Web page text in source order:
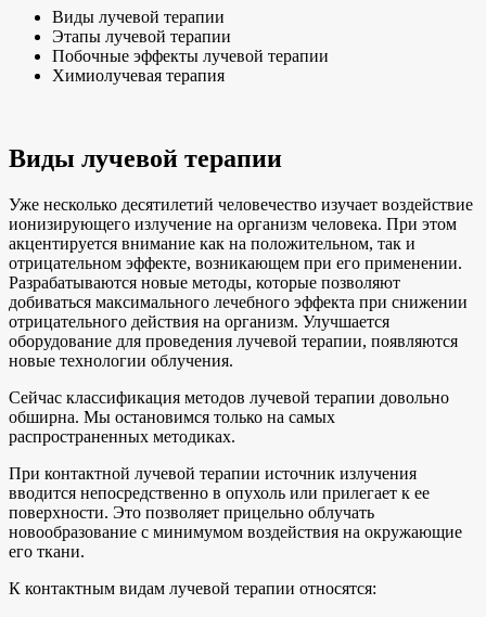
Виды лучевой терапии
Этапы лучевой терапии
Побочные эффекты лучевой терапии
Химиолучевая терапия
Виды лучевой терапии
Уже несколько десятилетий человечество изучает воздействие
ионизирующего излучение на организм человека. При этом
акцентируется внимание как на положительном, так и
отрицательном эффекте, возникающем при его применении.
Разрабатываются новые методы, которые позволяют
добиваться максимального лечебного эффекта при снижении
отрицательного действия на организм. Улучшается
оборудование для проведения лучевой терапии, появляются
новые технологии облучения.
Сейчас классификация методов лучевой терапии довольно
обширна. Мы остановимся только на самых
распространенных методиках.
При контактной лучевой терапии источник излучения
вводится непосредственно в опухоль или прилегает к ее
поверхности. Это позволяет прицельно облучать
новообразование с минимумом воздействия на окружающие
его ткани.
К контактным видам лучевой терапии относятся: